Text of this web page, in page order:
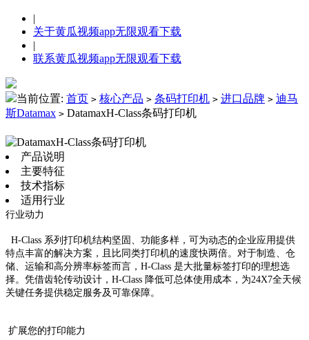
|
关于黄瓜视频app无限观看下载
|
联系黄瓜视频app无限观看下载
当前位置: 首页 > 核心产品 > 条码打印机 > 进口品牌 > 迪马
斯Datamax > DatamaxH-Class条码打印机
产品说明
主要特征
技术指标
适用行业
行业动力
H-Class 系列打印机结构坚固、功能多样，可为动态的企业应用提供
特点丰富的解决方案，且比同类打印机的速度快两倍。对于制造、仓
储、运输和高分辨率标签而言，H-Class 是大批量标签打印的理想选
择。凭借齿轮传动设计，H-Class 降低可总体使用成本，为24X7全天候
关键任务提供稳定服务及可靠保障。
扩展您的打印能力